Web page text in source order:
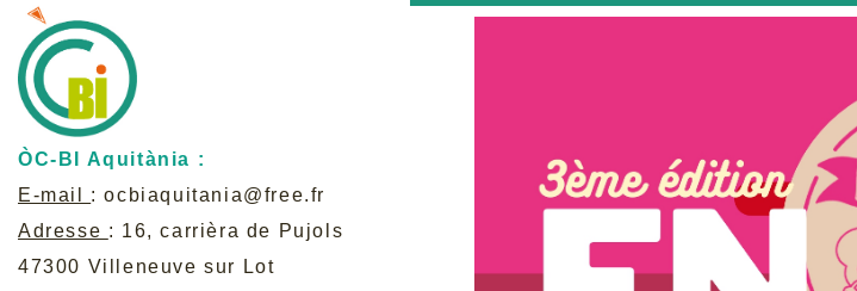
ÒC-BI Aquitània :
E-mail :ocbiaquitania@free.fr
Adresse : 16, carrièra de Pujols
47300 Villeneuve sur Lot